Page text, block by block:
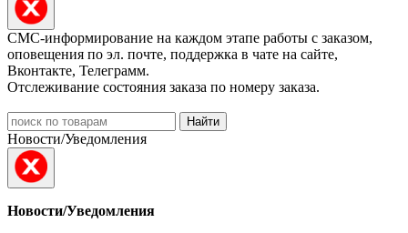
СМС-информирование на каждом этапе работы с заказом,
оповещения по эл. почте, поддержка в чате на сайте,
Вконтакте, Телеграмм.
Отслеживание состояния заказа по номеру заказа.
Найти
Новости/Уведомления
Новости/Уведомления